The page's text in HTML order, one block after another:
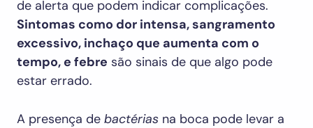
de alerta que podem indicar complicações.
Sintomas como dor intensa, sangramento
excessivo, inchaço que aumenta com o
tempo, e febre são sinais de que algo pode
estar errado.
A presença de bactérias na boca pode levar a